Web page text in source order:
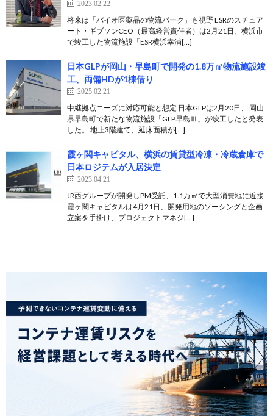
2023.02.22
将来は「バイオ医薬品の物流パーク」も視野 ESRのスチュア
ート・ギブソンCEO（最高経営責任者）は2月21日、横浜市
で竣工した物流施設「ESR横浜幸浦[…]
日本GLPが岡山・早島町で開発の1.8万㎡物流施設竣
工、両備HDが1棟借り
2025.02.21
中継拠点ニーズに対応可能と想定 日本GLPは2月20日、 岡山
県早島町で新たな物流施設「GLP早島Ⅲ」が竣工したと発表
した。 地上3階建て、延床面積が[…]
霞ヶ関キャピタル、横浜の賃貸型冷凍・冷蔵倉庫で
日本ロジテムが入居決定
2023.04.21
JR西グループが開発しPM受託、1.1万㎡で大型消費地に近接
霞ヶ関キャピタルは4月21日、開発用地のソーシングと企画
立案を手掛け、プロジェクトマネジ[…]